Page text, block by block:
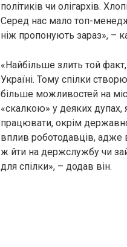
політиків чи олігархів.
Серед нас мало топ-
ніж пропонують зараз», –
«Найбільше злить той
Україні. Тому спілки
більше можливостей на
«скалкою» у деяких дупах,
працювати, окрім
вплив роботодавців, адже
ж йти на держслужбу чи
для спілки», – додав він.